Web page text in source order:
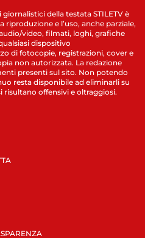
della testata STILETV è
riproduzione e l’uso, anche parziale,
video, filmati, loghi, grafiche
dispositivo
di fotocopie, registrazioni, cover e
non autorizzata. La redazione
presenti sul sito. Non potendo
resta disponibile ad eliminarli su
risultano offensivi e oltraggiosi.